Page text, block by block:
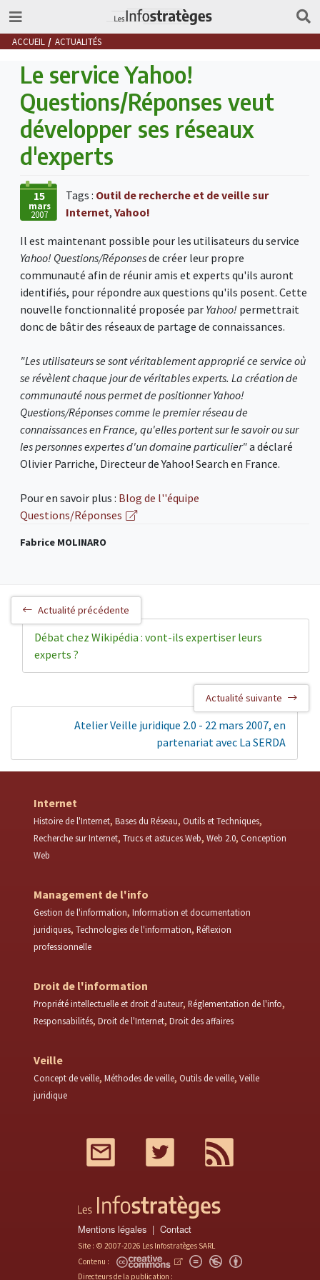
ACCUEIL ACTUALITÉS
Le service Yahoo!
Questions/Réponses veut
développer ses réseaux
d'experts
15
mars
2007
Tags : Outil de recherche et de veille sur
Internet, Yahoo!
Il est maintenant possible pour les utilisateurs du service
Yahoo! Questions/Réponsesde créer leur propre
communauté afin de réunir amis et experts qu'ils auront
identifiés, pour répondre aux questions qu'ils posent. Cette
nouvelle fonctionnalité proposée par Yahoo! permettrait
donc de bâtir des réseaux de partage de connaissances.
"Les utilisateurs se sont véritablement approprié ce service où
se révèlent chaque jour de véritables experts. La création de
communauté nous permet de positionner Yahoo!
Questions/Réponses comme le premier réseau de
connaissances en France, qu'elles portent sur le savoir ou sur
les personnes expertes d'un domaine particulier"a déclaré
Olivier Parriche, Directeur de Yahoo! Search en France.
Pour en savoir plus : Blog de l''équipe
Questions/Réponses
Fabrice MOLINARO
Actualité précédente
Débat chez Wikipédia : vont-ils expertiser leurs
experts ?
Actualité suivante
Atelier Veille juridique 2.0 - 22 mars 2007, en
partenariat avec La SERDA
Internet
Histoire de l'Internet Bases du Réseau Outils et Techniques
Recherche sur Internet Trucs et astuces Web Web 2.0 Conception
Web
Management de l'info
Gestion de l'information Information et documentation
juridiques Technologies de l'information Réflexion
professionnelle
Droit de l'information
Propriété intellectuelle et droit d'auteur Réglementation de l'info
Responsabilités Droit de l'Internet Droit des affaires
Veille
Concept de veille Méthodes de veille Outils de veille Veille
juridique
Twitter
Mentions légales Contact
Site : © 2007-2026 Les Infostratèges SARL
Contenu :
Directeurs de la publication :